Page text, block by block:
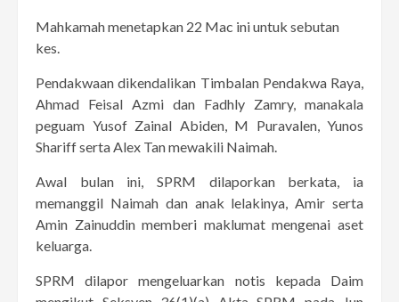
Mahkamah menetapkan 22 Mac ini untuk sebutan
kes.
Pendakwaan dikendalikan Timbalan Pendakwa Raya,
Ahmad Feisal Azmi dan Fadhly Zamry, manakala
peguam Yusof Zainal Abiden, M Puravalen, Yunos
Shariff serta Alex Tan mewakili Naimah.
Awal bulan ini, SPRM dilaporkan berkata, ia
memanggil Naimah dan anak lelakinya, Amir serta
Amin Zainuddin memberi maklumat mengenai aset
keluarga.
SPRM dilapor mengeluarkan notis kepada Daim